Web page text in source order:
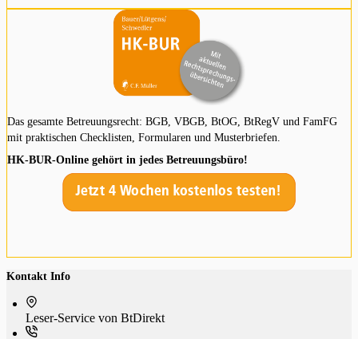
Das gesamte Betreuungsrecht: BGB, VBGB, BtOG, BtRegV und FamFG
mit praktischen Checklisten, Formularen und Musterbriefen.
HK-BUR-Online gehört in jedes Betreuungsbüro!
Kontakt Info
Leser-Service von BtDi­rekt